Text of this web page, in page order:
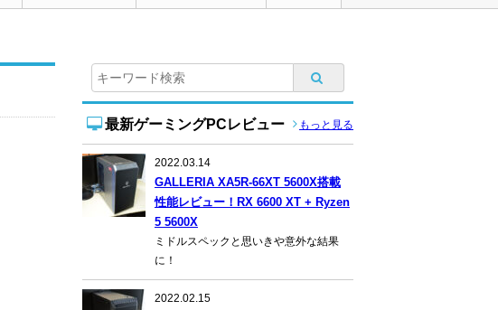
最新ゲーミングPCレビュー もっと見る
2022.03.14
GALLERIA XA5R-66XT 5600X搭載
性能レビュー！RX 6600 XT + Ryzen
5 5600X
ミドルスペックと思いきや意外な結果
に！
2022.02.15